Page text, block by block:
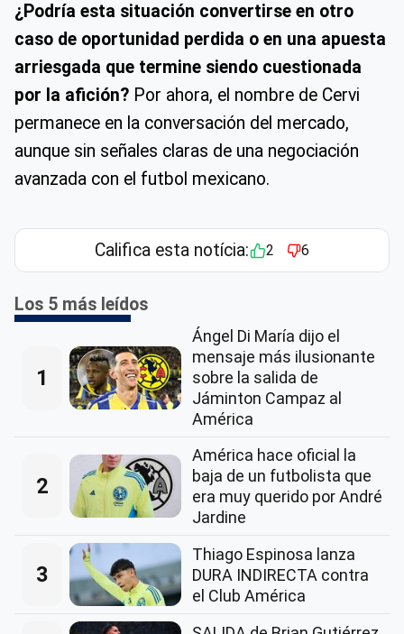
¿Podría esta situación convertirse en otro
caso de oportunidad perdida o en una apuesta
arriesgada que termine siendo cuestionada
por la afición? Por ahora, el nombre de Cervi
permanece en la conversación del mercado,
aunque sin señales claras de una negociación
avanzada con el futbol mexicano.
Califica esta notícia: 2 6
Los 5 más leídos
1
Ángel Di María dijo el
mensaje más ilusionante
sobre la salida de
Jáminton Campaz al
América
2
América hace oficial la
baja de un futbolista que
era muy querido por André
Jardine
3
Thiago Espinosa lanza
DURA INDIRECTA contra
el Club América